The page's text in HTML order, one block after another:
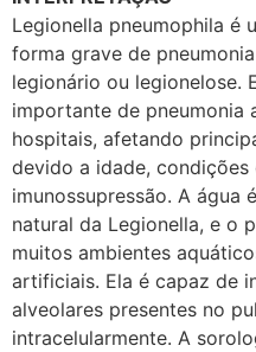
Legionella pneumophila é
forma grave de
legionário ou legionelose.
importante de pneumonia
hospitais, afetando
devido a idade,
imunossupressão. A água
natural da Legionella, e o
muitos ambientes
artificiais. Ela é capaz de
alveolares presentes no
intracelularmente. A